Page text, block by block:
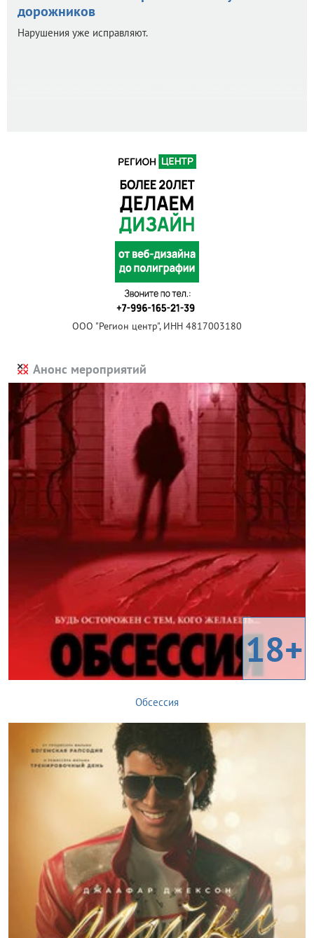
дорожников
Нарушения уже исправляют.
ООО "Регион центр", ИНН 4817003180
Анонс мероприятий
18+
Обсессия